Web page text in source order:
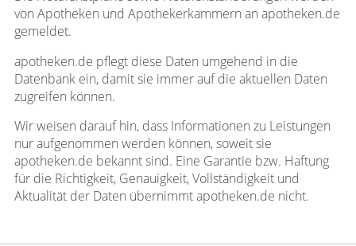
von Apotheken und Apothekerkammern an apotheken.de
gemeldet.
apotheken.de pflegt diese Daten umgehend in die
Datenbank ein, damit sie immer auf die aktuellen Daten
zugreifen können.
Wir weisen darauf hin, dass Informationen zu Leistungen
nur aufgenommen werden können, soweit sie
apotheken.de bekannt sind. Eine Garantie bzw. Haftung
für die Richtigkeit, Genauigkeit, Vollständigkeit und
Aktualität der Daten übernimmt apotheken.de nicht.